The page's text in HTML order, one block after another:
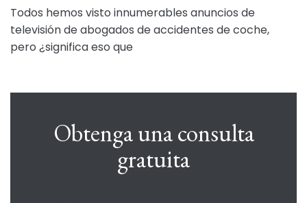
Todos hemos visto innumerables anuncios de
televisión de abogados de accidentes de coche,
pero ¿significa eso que
Obtenga una consulta
gratuita